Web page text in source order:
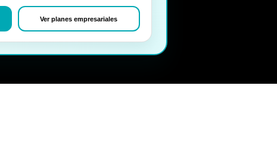
Ver planes empresariales